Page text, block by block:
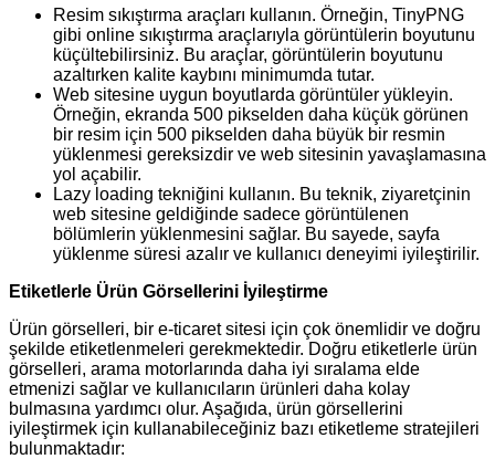
Resim sıkıştırma araçları kullanın. Örneğin, TinyPNG
gibi online sıkıştırma araçlarıyla görüntülerin boyutunu
küçültebilirsiniz. Bu araçlar, görüntülerin boyutunu
azaltırken kalite kaybını minimumda tutar.
Web sitesine uygun boyutlarda görüntüler yükleyin.
Örneğin, ekranda 500 pikselden daha küçük görünen
bir resim için 500 pikselden daha büyük bir resmin
yüklenmesi gereksizdir ve web sitesinin yavaşlamasına
yol açabilir.
Lazy loading tekniğini kullanın. Bu teknik, ziyaretçinin
web sitesine geldiğinde sadece görüntülenen
bölümlerin yüklenmesini sağlar. Bu sayede, sayfa
yüklenme süresi azalır ve kullanıcı deneyimi iyileştirilir.
Etiketlerle Ürün Görsellerini İyileştirme
Ürün görselleri, bir e-ticaret sitesi için çok önemlidir ve doğru
şekilde etiketlenmeleri gerekmektedir. Doğru etiketlerle ürün
görselleri, arama motorlarında daha iyi sıralama elde
etmenizi sağlar ve kullanıcıların ürünleri daha kolay
bulmasına yardımcı olur. Aşağıda, ürün görsellerini
iyileştirmek için kullanabileceğiniz bazı etiketleme stratejileri
bulunmaktadır: